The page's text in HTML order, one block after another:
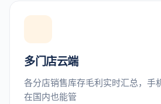
多门店云端
各分店销售库存毛利实时汇总，手
在国内也能管